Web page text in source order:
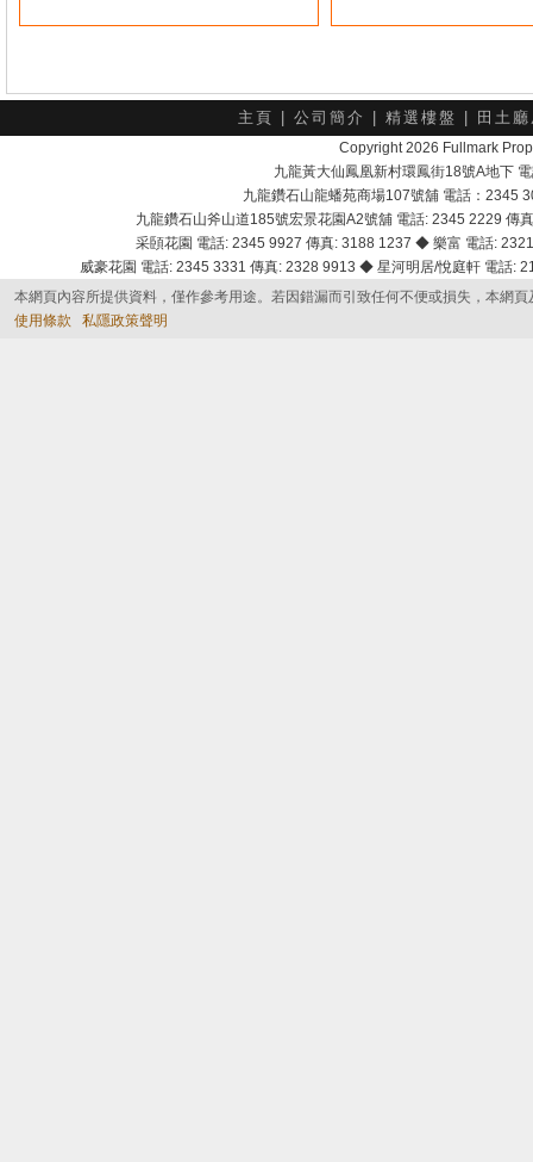
主頁 公司簡介 精選樓盤 田土
Copyright 2026 Fullmark
九龍黃大仙鳳凰新村環鳳街18號A地下
九龍鑽石山龍蟠苑商場107號舖 電話：2345
九龍鑽石山斧山道185號宏景花園A2號舖 電話: 2345 2229
采頣花園 電話: 2345 9927 傳真: 3188 1237 ◆ 樂富 電話:
威豪花園 電話: 2345 3331 傳真: 2328 9913 ◆ 星河明居/悅庭軒 電話
本網頁內容所提供資料，僅作參考用途。若因錯漏而引致任何不便或損失，本網
使用條款
私隱政策聲明